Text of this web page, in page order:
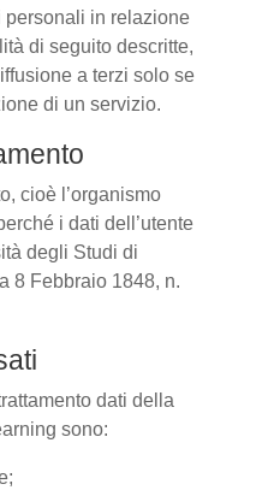
personali in relazione
di seguito descritte,
a terzi solo se
di un servizio.
cioè l’organismo
i dati dell’utente
degli Studi di
8 Febbraio 1848, n.
dati della
sono: